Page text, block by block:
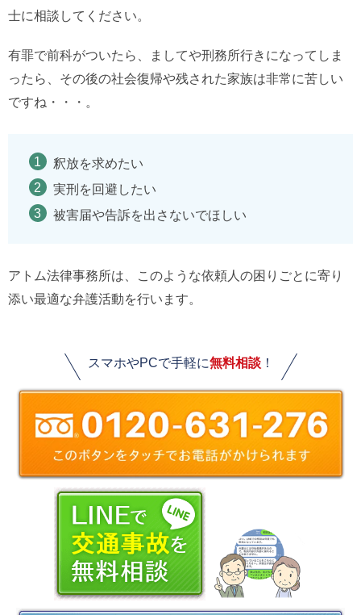
士に相談してください。
有罪で前科がついたら、ましてや刑務所行きになってしま
ったら、その後の社会復帰や残された家族は非常に苦しい
ですね・・・。
釈放を求めたい
実刑を回避したい
被害届や告訴を出さないでほしい
アトム法律事務所は、このような依頼人の困りごとに寄り
添い最適な弁護活動を行います。
スマホやPCで手軽に無料相談！